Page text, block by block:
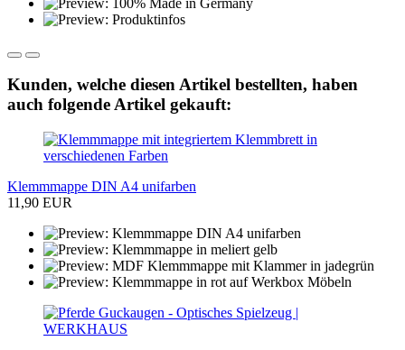
Kunden, welche diesen Artikel bestellten, haben
auch folgende Artikel gekauft:
Klemmmappe DIN A4 unifarben
11,90 EUR